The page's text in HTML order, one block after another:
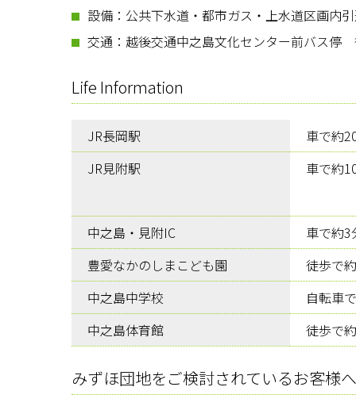
設備：公共下水道・都市ガス・上水道区画内
交通：越後交通中之島文化センター前バス停
Life Information
JR長岡駅
車で約
JR見附駅
車で約
中之島・見附IC
車で約
豊愛なかのしまこども園
徒歩で
中之島中学校
自転車
中之島体育館
徒歩で
みずほ団地をご検討されているお客様へ